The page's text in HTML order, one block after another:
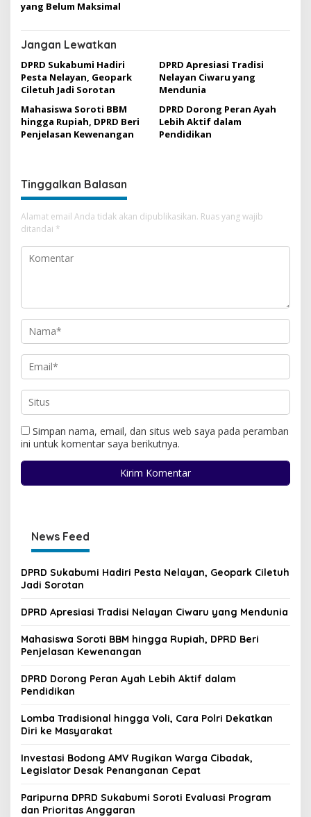
yang Belum Maksimal
Jangan Lewatkan
DPRD Sukabumi Hadiri
Pesta Nelayan, Geopark
Ciletuh Jadi Sorotan
DPRD Apresiasi Tradisi
Nelayan Ciwaru yang
Mendunia
Mahasiswa Soroti BBM
hingga Rupiah, DPRD Beri
Penjelasan Kewenangan
DPRD Dorong Peran Ayah
Lebih Aktif dalam
Pendidikan
Tinggalkan Balasan
Alamat email Anda tidak akan dipublikasikan. Ruas yang wajib
ditandai *
Simpan nama, email, dan situs web saya pada peramban
ini untuk komentar saya berikutnya.
News Feed
DPRD Sukabumi Hadiri Pesta Nelayan, Geopark Ciletuh
Jadi Sorotan
DPRD Apresiasi Tradisi Nelayan Ciwaru yang Mendunia
Mahasiswa Soroti BBM hingga Rupiah, DPRD Beri
Penjelasan Kewenangan
DPRD Dorong Peran Ayah Lebih Aktif dalam
Pendidikan
Lomba Tradisional hingga Voli, Cara Polri Dekatkan
Diri ke Masyarakat
Investasi Bodong AMV Rugikan Warga Cibadak,
Legislator Desak Penanganan Cepat
Paripurna DPRD Sukabumi Soroti Evaluasi Program
dan Prioritas Anggaran